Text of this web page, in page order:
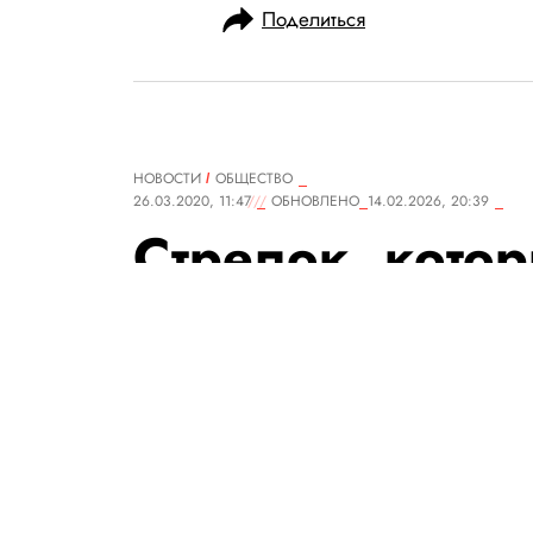
Поделиться
НОВОСТИ
ОБЩЕСТВО
26.03.2020, 11:47
ОБНОВЛЕНО 14.02.2026, 20:39
Стрелок,